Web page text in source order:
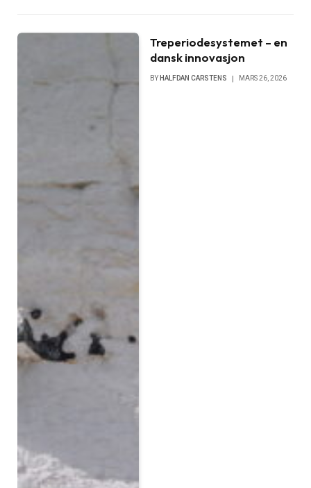
Treperiodesystemet – en
dansk innovasjon
BY HALFDAN CARSTENS MARS 26, 2026